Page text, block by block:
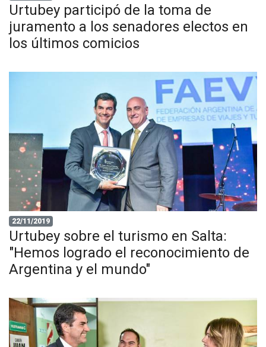
Urtubey participó de la toma de
juramento a los senadores electos en
los últimos comicios
22/11/2019
Urtubey sobre el turismo en Salta:
"Hemos logrado el reconocimiento de
Argentina y el mundo"